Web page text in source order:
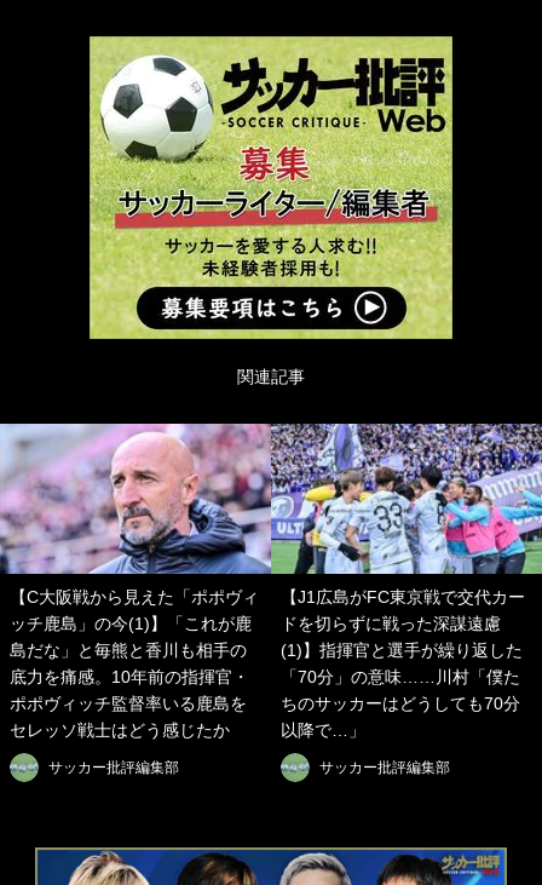
関連記事
【C大阪戦から見えた「ポポヴィ
ッチ鹿島」の今(1)】「これが鹿
島だな」と毎熊と香川も相手の
底力を痛感。10年前の指揮官・
ポポヴィッチ監督率いる鹿島を
セレッソ戦士はどう感じたか
サッカー批評編集部
【J1広島がFC東京戦で交代カー
ドを切らずに戦った深謀遠慮
(1)】指揮官と選手が繰り返した
「70分」の意味……川村「僕た
ちのサッカーはどうしても70分
以降で…」
サッカー批評編集部